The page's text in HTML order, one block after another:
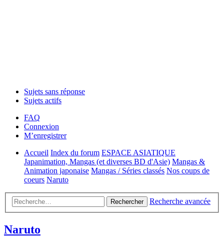
Sujets sans réponse
Sujets actifs
FAQ
Connexion
M’enregistrer
Accueil Index du forum ESPACE ASIATIQUE
Japanimation, Mangas (et diverses BD d'Asie) Mangas &
Animation japonaise Mangas / Séries classés Nos coups de
coeurs Naruto
Rechercher Recherche avancée
Naruto